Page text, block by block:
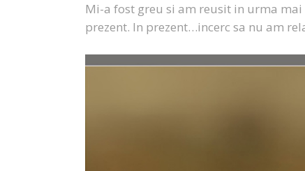
Mi-a fost greu si am reusit in urma
prezent. In prezent…incerc sa nu am